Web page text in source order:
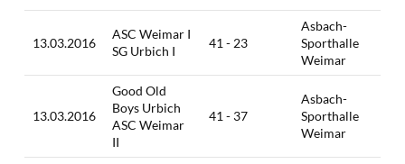
13.03.2016
ASC Weimar I
SG Urbich I
41 - 23
Asbach-
Sporthalle
Weimar
13.03.2016
Good Old
Boys Urbich
ASC Weimar
II
41 - 37
Asbach-
Sporthalle
Weimar